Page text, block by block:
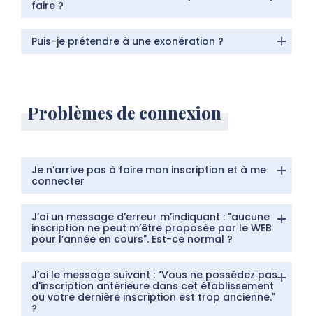
faire ?
Puis-je prétendre à une exonération ?
Problèmes de connexion
Je n’arrive pas à faire mon inscription et à me
connecter
J’ai un message d’erreur m’indiquant : "aucune
inscription ne peut m’être proposée par le WEB
pour l’année en cours". Est-ce normal ?
J’ai le message suivant : "Vous ne possédez pas
d'inscription antérieure dans cet établissement
ou votre dernière inscription est trop ancienne."
?